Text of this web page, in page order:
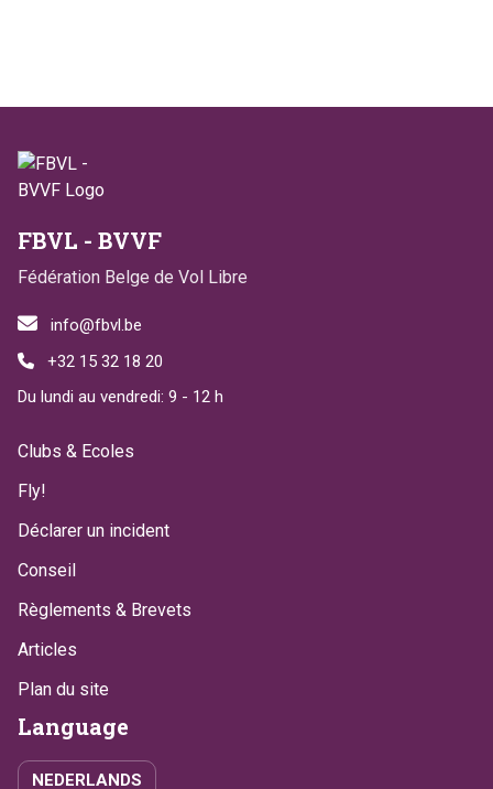
FBVL - BVVF
Fédération Belge de Vol Libre
Email:
info@fbvl.be
Phone:
+32 15 32 18 20
Hours:
Du lundi au vendredi: 9 - 12 h
Footer menu
Clubs & Ecoles
Fly!
Déclarer un incident
Conseil
Règlements & Brevets
Articles
Plan du site
Language
NEDERLANDS